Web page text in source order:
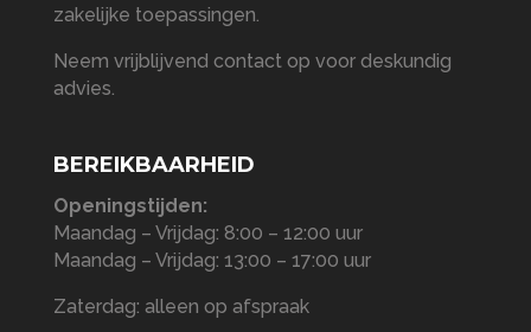
zakelijke toepassingen.
Neem vrijblijvend contact op voor deskundig
advies.
BEREIKBAARHEID
Openingstijden:
Maandag – Vrijdag: 8:00 – 12:00 uur
Maandag – Vrijdag: 13:00 – 17:00 uur
Zaterdag: alleen op afspraak